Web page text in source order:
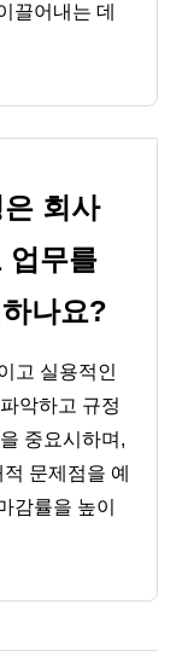
끌어내는 데
회사
업무를
나요?
고 실용적인
악하고 규정
중요시하며,
문제점을 예
감률을 높이